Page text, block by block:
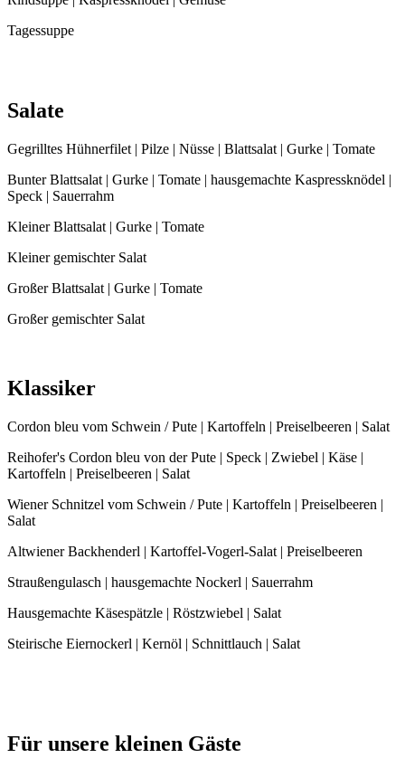
Tagessuppe
Salate
Gegrilltes Hühnerfilet | Pilze | Nüsse | Blattsalat | Gurke | Tomate
Bunter Blattsalat | Gurke | Tomate | hausgemachte Kaspressknödel |
Speck | Sauerrahm
Kleiner Blattsalat | Gurke | Tomate
Kleiner gemischter Salat
Großer Blattsalat | Gurke | Tomate
Großer gemischter Salat
Klassiker
Cordon bleu vom Schwein / Pute | Kartoffeln | Preiselbeeren | Salat
Reihofer's Cordon bleu von der Pute | Speck | Zwiebel | Käse |
Kartoffeln | Preiselbeeren | Salat
Wiener Schnitzel vom Schwein / Pute | Kartoffeln | Preiselbeeren |
Salat
Altwiener Backhenderl | Kartoffel-Vogerl-Salat | Preiselbeeren
Straußengulasch | hausgemachte Nockerl | Sauerrahm
Hausgemachte Käsespätzle | Röstzwiebel | Salat
Steirische Eiernockerl | Kernöl | Schnittlauch | Salat
Für unsere kleinen Gäste